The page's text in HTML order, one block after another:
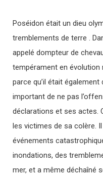
Poséidon était un dieu
tremblements de terre .
appelé dompteur de
tempérament en
parce qu’il était
important de ne pas
déclarations et ses actes.
les victimes de sa colère.
événements
inondations, des
mer, et a même déchaîné